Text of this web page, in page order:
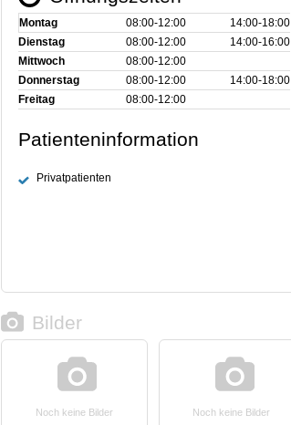
Montag 08:00‑12:00
14:00‑18:00
Dienstag
08:00‑12:00
14:00‑16:00
Mittwoch
08:00‑12:00
Donnerstag
08:00‑12:00
14:00‑18:00
Freitag
08:00‑12:00
Patienteninformation
Privatpatienten
Bilder
Noch keine Bilder Noch keine Bilder